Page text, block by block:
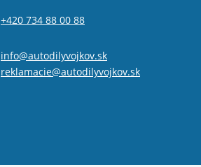
+420 734 88 00 88
info@autodilyvojkov.sk
reklamacie@autodilyvojkov.sk